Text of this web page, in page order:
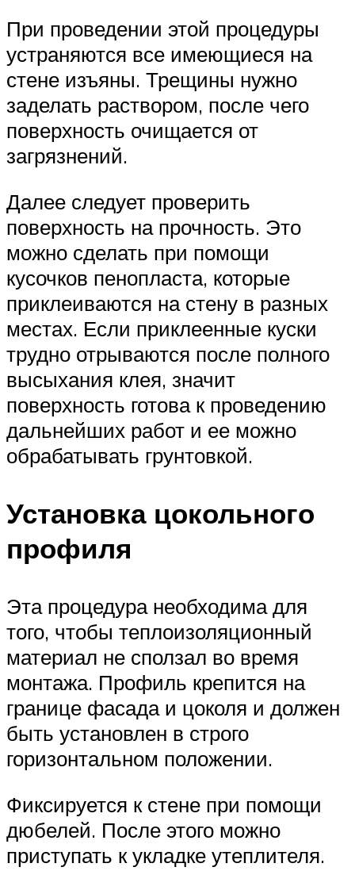
При проведении этой процедуры
устраняются все имеющиеся на
стене изъяны. Трещины нужно
заделать раствором, после чего
поверхность очищается от
загрязнений.
Далее следует проверить
поверхность на прочность. Это
можно сделать при помощи
кусочков пенопласта, которые
приклеиваются на стену в разных
местах. Если приклеенные куски
трудно отрываются после полного
высыхания клея, значит
поверхность готова к проведению
дальнейших работ и ее можно
обрабатывать грунтовкой.
Установка цокольного
профиля
Эта процедура необходима для
того, чтобы теплоизоляционный
материал не сползал во время
монтажа. Профиль крепится на
границе фасада и цоколя и должен
быть установлен в строго
горизонтальном положении.
Фиксируется к стене при помощи
дюбелей. После этого можно
приступать к укладке утеплителя.